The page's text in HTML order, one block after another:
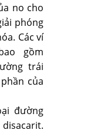
no cho
phóng
Các ví
gồm
trái
của
đường